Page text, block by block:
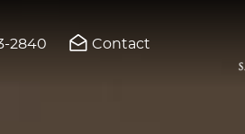
2840 Contact